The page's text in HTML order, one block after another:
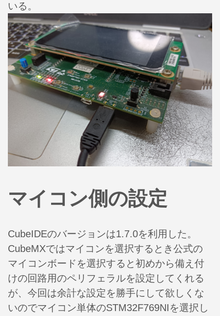
いる。
マイコン側の設定
CubeIDEのバージョンは1.7.0を利用した。
CubeMXではマイコンを選択するとき公式の
マイコンボードを選択すると初めから備え付
けの回路用のペリフェラルを設定してくれる
が、今回は余計な設定を勝手にして欲しくな
いのでマイコン単体のSTM32F769NIを選択し